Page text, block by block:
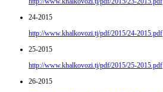
24-2015
http://www.khalkovozi.tj/pdf/2015/24-2015.pdf
25-2015
http://www.khalkovozi.tj/pdf/2015/25-2015.pdf
26-2015